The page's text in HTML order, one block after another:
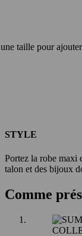
taille pour
STYLE
Portez la robe maxi
talon et des bijoux
Comme